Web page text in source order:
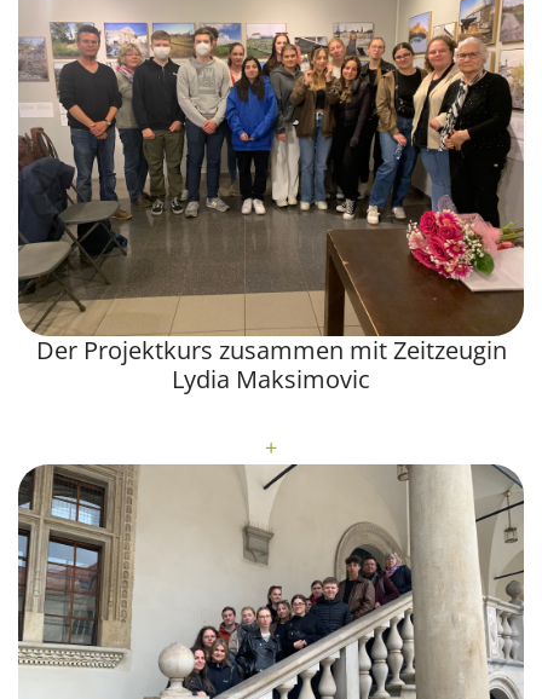
Der Projektkurs zusammen mit Zeitzeugin
Lydia Maksimovic
+